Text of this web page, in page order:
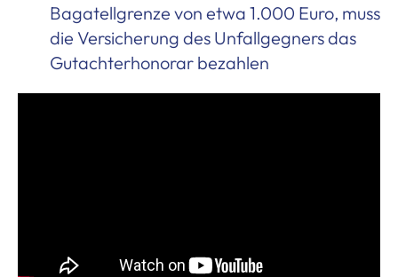
Bagatellgrenze von etwa 1.000 Euro, muss
die Versicherung des Unfallgegners das
Gutachterhonorar bezahlen